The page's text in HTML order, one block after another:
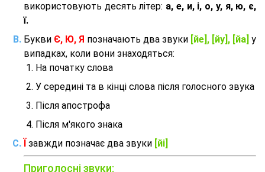
використовують десять літер: а, е, и, і, о, у, я, ю, є,
ї.
Букви Є, Ю, Я позначають два звуки [йе], [йу], [йа] у
випадках, коли вони знаходяться:
На початку слова
У середині та в кінці слова після голосного звука
Після апострофа
Після м'якого знака
завжди позначає два звуки [йі]
Приголосні звуки: